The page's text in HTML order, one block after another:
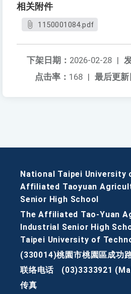
相关附件
1150001084.pdf
下架日期： 2026-02-28 |
最后更新
点击率： 168 |
National Taipei University
Affiliated Taoyuan
Senior High School
The Affiliated Tao-Yuan
Industrial Senior High
Taipei University of
(330014)桃園市桃園區成功
联络电话
(03)3333921
传真